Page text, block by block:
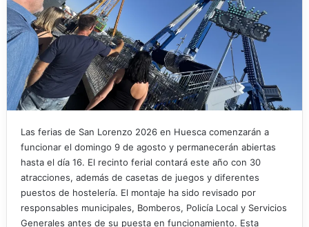
Las ferias de San Lorenzo 2026 en Huesca comenzarán a
funcionar el domingo 9 de agosto y permanecerán abiertas
hasta el día 16. El recinto ferial contará este año con 30
atracciones, además de casetas de juegos y diferentes
puestos de hostelería. El montaje ha sido revisado por
responsables municipales, Bomberos, Policía Local y Servicios
Generales antes de su puesta en funcionamiento. Esta